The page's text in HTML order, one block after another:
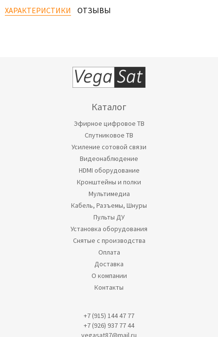
ХАРАКТЕРИСТИКИ ОТЗЫВЫ
Каталог
Эфирное цифровое ТВ
Спутниковое ТВ
Усиление сотовой связи
Видеонаблюдение
HDMI оборудование
Кронштейны и полки
Мультимедиа
Кабель, Разъемы, Шнуры
Пульты ДУ
Установка оборудования
Снятые с производства
Оплата
Доставка
О компании
Контакты
+7 (915) 144 47 77
+7 (926) 937 77 44
vegasat87@mail.ru